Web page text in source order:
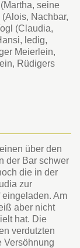
seine
Nachbar,
(Claudia,
ledig,
Meierlein,
Rüdigers
über den
der Bar schwer
die in der
zur
Am
aber nicht
hat. Die
verdutzten
Versöhnung